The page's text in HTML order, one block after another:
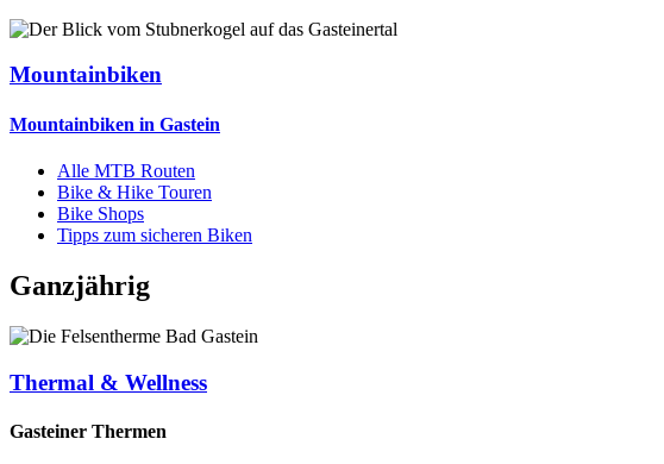
Mountainbiken
Mountainbiken in Gastein
Alle MTB Routen
Bike & Hike Touren
Bike Shops
Tipps zum sicheren Biken
Ganzjährig
Thermal & Wellness
Gasteiner Thermen